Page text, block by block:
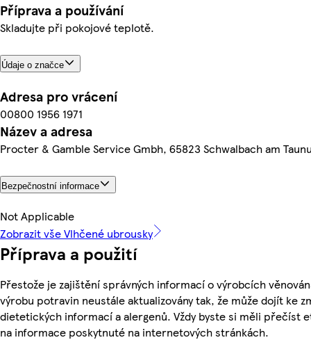
Příprava a používání
Skladujte při pokojové teplotě.
Údaje o značce
Adresa pro vrácení
00800 1956 1971
Název a adresa
Procter & Gamble Service Gmbh, 65823 Schwalbach am
Bezpečnostní informace
Not Applicable
Zobrazit vše Vlhčené ubrousky
Příprava a použití
Přestože je zajištění správných informací o výrobcích
výrobu potravin neustále aktualizovány tak, že může dojít ke
dietetických informací a alergenů. Vždy byste si měli přečíst
na informace poskytnuté na internetových stránkách.